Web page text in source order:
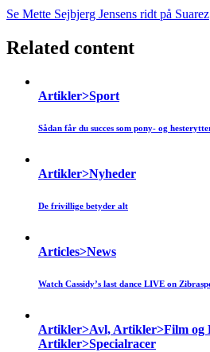
Se Mette Sejbjerg Jensens ridt på Suarez
Related content
Artikler>Sport
Sådan får du succes som pony- og
Artikler>Nyheder
De frivillige betyder alt
Articles>News
Watch Cassidy’s last dance LIVE on
Artikler>Avl, Artikler>Film og
Artikler>Specialracer